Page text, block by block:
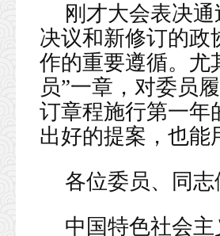
刚才大会表决
决议和新修订的政
作的重要遵循。尤
员”一章，对委员
订章程施行第一年
出好的提案，也能
各位委员、同志
中国特色社会